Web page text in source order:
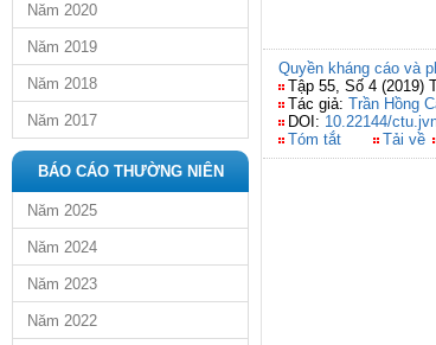
Năm 2020
Năm 2019
Năm 2018
Năm 2017
BÁO CÁO THƯỜNG NIÊN
Năm 2025
Năm 2024
Năm 2023
Năm 2022
Quyền kháng cáo và
Tập 55, Số 4 (2019)
Tác giả: Trần Hồng
DOI: 10.22144/
Tóm tắt
Tải về